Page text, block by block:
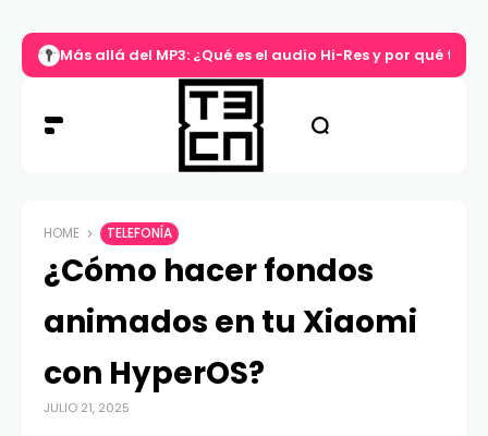
Más allá del MP3: ¿Qué es el audio Hi-Res y por qué tu
HOME TELEFONÍA
¿Cómo hacer fondos
animados en tu Xiaomi
con HyperOS?
JULIO 21, 2025